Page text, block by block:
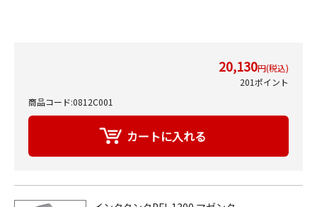
20,130円(税込)
201ポイント
商品コード:0812C001